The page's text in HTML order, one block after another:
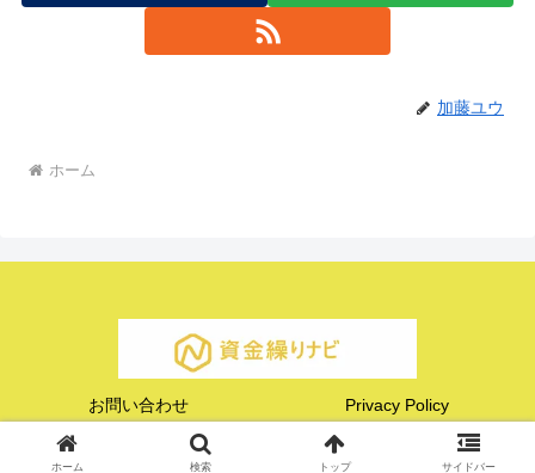
加藤ユウ
ホーム
お問い合わせ Privacy Policy
© 2025 資金繰りナビ.
ホーム 検索 トップ サイドバー